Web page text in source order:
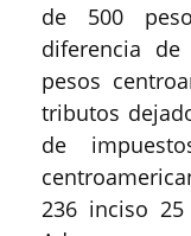
de 500
diferencia
pesos
tributos
de
236 inciso